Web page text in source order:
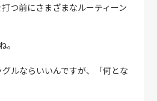
つ前にさまざまなルーティーン
。
ルならいいんですが、「何とな